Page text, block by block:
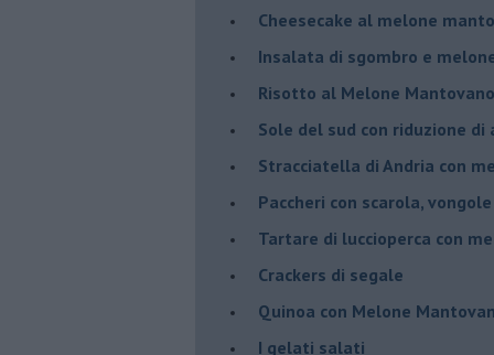
Cheesecake al melone
Insalata di sgombro e
Risotto al Melone
Sole del sud con riduzione di
Stracciatella di Andria con
Paccheri con scarola,
Tartare di luccioperca con
Crackers di segale
Quinoa con Melone
I gelati salati